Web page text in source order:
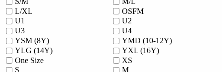
L/XL
OSFM
U1
U2
U3
U4
YSM (8Y)
YMD (10-12Y)
YLG (14Y)
YXL (16Y)
One Size
XS
S
M